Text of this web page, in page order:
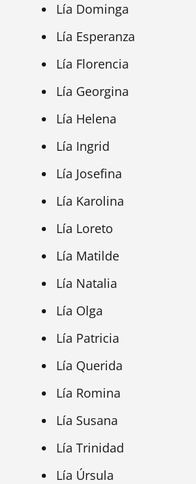
Lía Dominga
Lía Esperanza
Lía Florencia
Lía Georgina
Lía Helena
Lía Ingrid
Lía Josefina
Lía Karolina
Lía Loreto
Lía Matilde
Lía Natalia
Lía Olga
Lía Patricia
Lía Querida
Lía Romina
Lía Susana
Lía Trinidad
Lía Úrsula